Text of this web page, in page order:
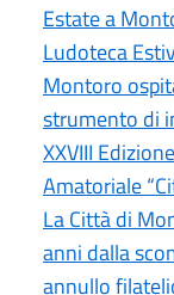
Estate a
Ludoteca
Montoro
strumento di
XXVIII
Amatoriale
La Città di
anni dalla
annullo